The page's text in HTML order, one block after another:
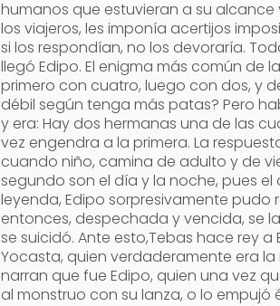
humanos que estuvieran a su
los viajeros, les imponía acertijos
si los respondían, no los devoraría.
llegó Edipo. El enigma más común de
primero con cuatro, luego con dos, y
débil según tenga más patas? Pero
y era: Hay dos hermanas una de las
vez engendra a la primera. La
cuando niño, camina de adulto y de
segundo son el día y la noche, pues
leyenda, Edipo sorpresivamente pudo
entonces, despechada y vencida, se
se suicidó. Ante esto,Tebas hace rey
Yocasta, quien verdaderamente era
narran que fue Edipo, quien una vez
al monstruo con su lanza, o lo empujó